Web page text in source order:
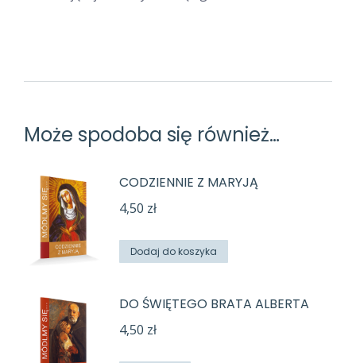
Może spodoba się również…
CODZIENNIE Z MARYJĄ
4,50 zł
Dodaj do koszyka
DO ŚWIĘTEGO BRATA ALBERTA
4,50 zł